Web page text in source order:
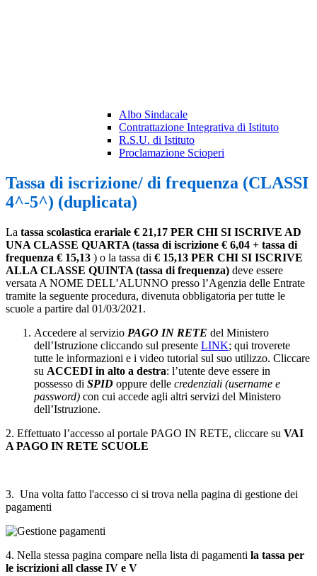
Albo Sindacale
Contrattazione Integrativa di Istituto
R.S.U. di Istituto
Proclamazione Scioperi
Tassa di iscrizione/ di frequenza (CLASSI
4^-5^) (duplicata)
La tassa scolastica erariale € 21,17 PER CHI SI ISCRIVE AD
UNA CLASSE QUARTA (tassa di iscrizione € 6,04 + tassa di
frequenza € 15,13 ) o la tassa di € 15,13 PER CHI SI ISCRIVE
ALLA CLASSE QUINTA (tassa di frequenza) deve essere
versata A NOME DELL’ALUNNO presso l’Agenzia delle Entrate
tramite la seguente procedura, divenuta obbligatoria per tutte le
scuole a partire dal 01/03/2021.
Accedere al servizio PAGO IN RETE del Ministero
dell’Istruzione cliccando sul presente LINK; qui troverete
tutte le informazioni e i video tutorial sul suo utilizzo. Cliccare
su ACCEDI in alto a destra: l’utente deve essere in
possesso di SPID oppure delle credenziali (username e
password) con cui accede agli altri servizi del Ministero
dell’Istruzione.
2. Effettuato l’accesso al portale PAGO IN RETE, cliccare su VAI
A PAGO IN RETE SCUOLE
3. Una volta fatto l'accesso ci si trova nella pagina di gestione dei
pagamenti
4. Nella stessa pagina compare nella lista di pagamenti la tassa per
le iscrizioni all classe IV e V